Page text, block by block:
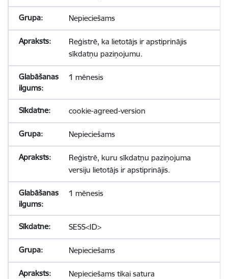
Nepieciešams
Reģistrē, ka lietotājs ir apstiprinājis
sīkdatņu paziņojumu.
1 mēnesis
cookie-agreed-version
Nepieciešams
Reģistrē, kuru sīkdatņu paziņojuma
versiju lietotājs ir apstiprinājis.
1 mēnesis
SESS<ID>
Nepieciešams
Nepieciešams tikai satura